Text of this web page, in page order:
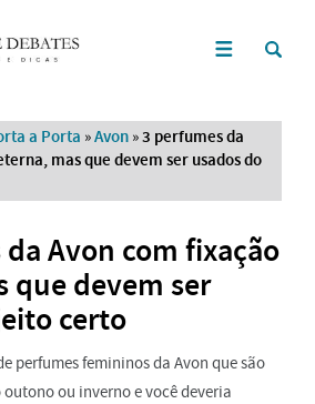
a Porta »Avon »3 perfumes da
mas que devem ser usados do
Avon com fixação
que devem ser
certo
perfumes femininos da Avon que são
ou inverno e você deveria